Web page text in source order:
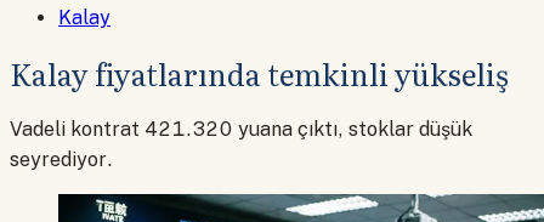
Kalay
Kalay fiyatlarında temkinli yükseliş
Vadeli kontrat 421.320 yuana çıktı, stoklar düşük
seyrediyor.